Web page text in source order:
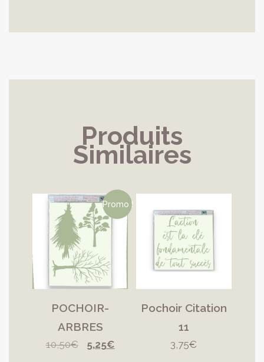
Produits
Similaires
Promo !
POCHOIR-
ARBRES
10,50€
Le
5,25€Le
Pochoir Citation
11
3,75€